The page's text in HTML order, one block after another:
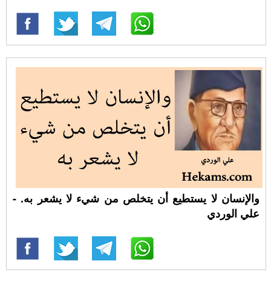
والإنسان لا يستطيع أن يتخلص من شيء لا يشعر به. -
علي الوردي